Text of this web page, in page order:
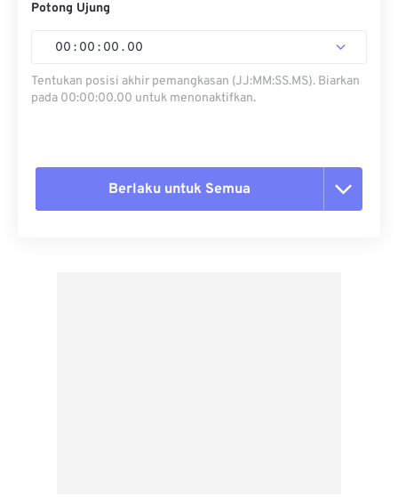
Potong Ujung
00 : 00 : 00 . 00
Tentukan posisi akhir pemangkasan (JJ:MM:SS.MS). Biarkan
pada 00:00:00.00 untuk menonaktifkan.
Berlaku untuk Semua